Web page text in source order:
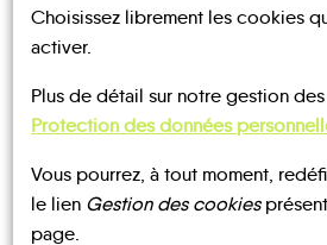
Les infos
BUS
Choisissez librement les cookies
activer.
Plus de détail sur notre gestion
Protection des données
Vous pourrez, à tout moment,
le lien Gestion des cookies
page.